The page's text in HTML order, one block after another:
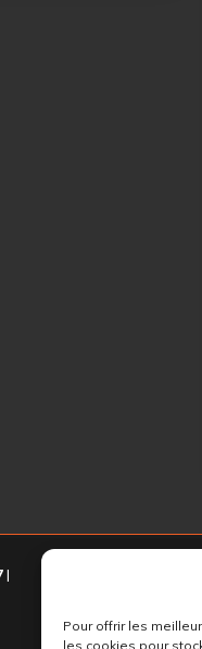
Pour offrir les
les cookies pour
|